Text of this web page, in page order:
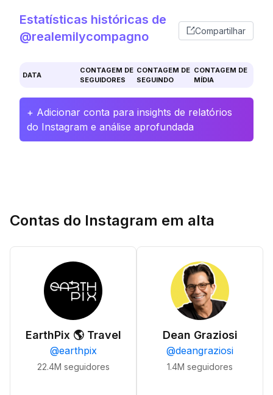
Estatísticas históricas de
@realemilycompagno
Compartilhar
DATA
CONTAGEM DE
SEGUIDORES
CONTAGEM DE
SEGUINDO
CONTAGEM DE
MÍDIA
+ Adicionar conta para insights de relatórios
do Instagram e análise aprofundada
Contas do Instagram em alta
EarthPix 🌎 Travel
@earthpix
22.4M seguidores
Dean Graziosi
@deangraziosi
1.4M seguidores